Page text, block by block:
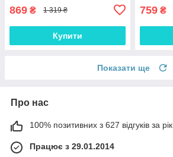
869 ₴ 1 319 ₴
Купити
759 ₴
Показати ще
Про нас
100% позитивних з 627 відгуків за рік
Працює з 29.01.2014